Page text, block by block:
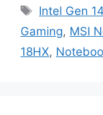
Tags
Intel Gen 14
Gaming, MSI
18HX,